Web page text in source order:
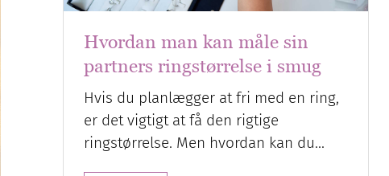
Hvordan man kan måle sin
partners ringstørrelse i smug
Hvis du planlægger at fri med en ring,
er det vigtigt at få den rigtige
ringstørrelse. Men hvordan kan du…